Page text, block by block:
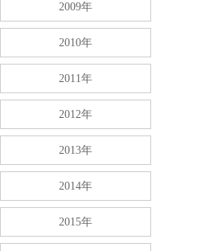
2009年
2010年
2011年
2012年
2013年
2014年
2015年